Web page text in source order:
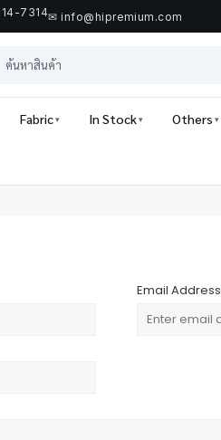
7314✉ info@hipremium.com
Fabric In Stock Others
Email Address